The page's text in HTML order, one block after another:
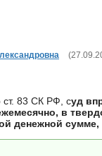
(
ст. 83 СК РФ, суд
в
денежной сумме,